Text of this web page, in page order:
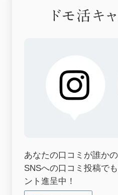
ドモ活キ
あなたの口コミが誰か
SNSへの口コミ投稿で
ント進呈中！